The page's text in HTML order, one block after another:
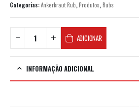
Categorias:Ankerkraut Rub,Produtos,Rubs
ADICIONAR
INFORMAÇÃO ADICIONAL